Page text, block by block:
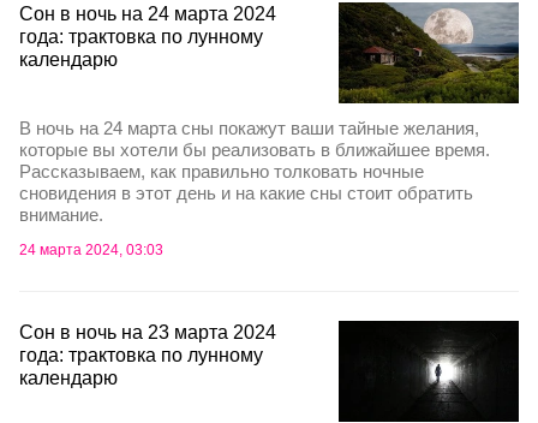
Сон в ночь на 24 марта 2024
года: трактовка по лунному
календарю
В ночь на 24 марта сны покажут ваши тайные желания,
которые вы хотели бы реализовать в ближайшее время.
Рассказываем, как правильно толковать ночные
сновидения в этот день и на какие сны стоит обратить
внимание.
24 марта 2024, 03:03
Сон в ночь на 23 марта 2024
года: трактовка по лунному
календарю